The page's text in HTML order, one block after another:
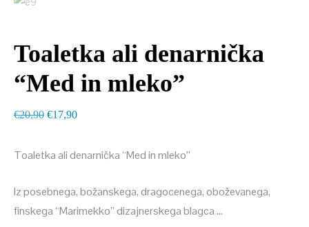
Toaletka ali denarnička
“Med in mleko”
€20,90 Izvirna
je
€20,90.
€17,90Trenutna
je:
Toaletka ali denarnička “Med in mleko”
Iz posebnega, božanskega, dragocenega, oboževanega,
finskega “Marimekko” dizajnerskega blagca …